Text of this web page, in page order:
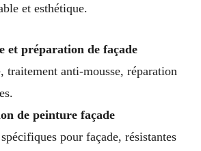
et esthétique.
et préparation de façade
traitement anti-mousse, réparation
de peinture façade
pour façade, résistantes